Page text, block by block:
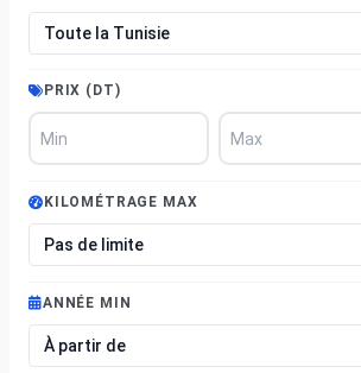
PRIX (DT)
KILOMÉTRAGE MAX
ANNÉE MIN